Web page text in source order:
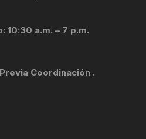
10:30 a.m. – 7 p.m.
Coordinación .